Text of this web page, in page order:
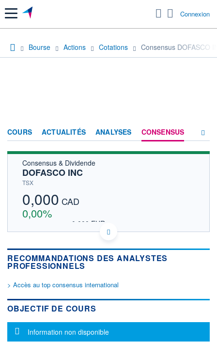
Menu Connexion
Bourse Actions Cotations Consensus DOFASCO
COURS ACTUALITÉS ANALYSES CONSENSUS
Consensus & Dividende
DOFASCO INC
TSX
0,000 CAD
0,00%
0,000 EUR
DONNÉES TEMPS DIFFÉRÉ
Politique d'exécution
Cotation sur les autres places
OUVERTURE CLÔTURE VEILLE
0,000
0
RECOMMANDATIONS DES ANALYSTES
PROFESSIONNELS
> Accès au top consensus international
OBJECTIF DE COURS
Message d'information
Information non disponible